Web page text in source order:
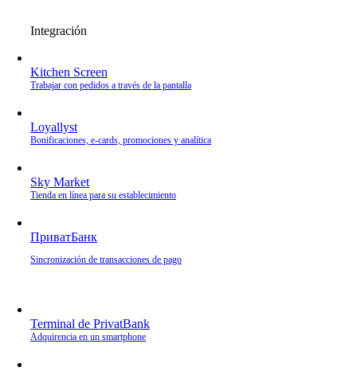
Integración
Kitchen Screen
Trabajar con pedidos a través de la pantalla
Loyallyst
Bonificaciones, e‑cards, promociones y analítica
Sky Market
Tienda en línea para su establecimiento
ПриватБанк
Sincronización de transacciones de pago
Terminal de PrivatBank
Adquirencia en un smartphone